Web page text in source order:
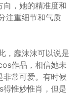
，她的精准度和
注重细节和气质
，蠢沫沫可以说是
作品，相信她未
常可爱。有时候
惟妙惟肖，但是